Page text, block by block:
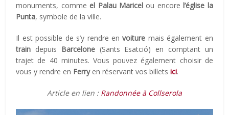
monuments, comme el Palau Maricel ou encore l’église la
Punta, symbole de la ville.
Il est possible de s’y rendre envoiture mais également en
train depuis Barcelone(Sants Esatció) en comptant un
trajet de 40 minutes. Vous pouvez également choisir de
vous y rendre en Ferryen réservant vos billetsici.
Article en lien : Randonnée à Collserola